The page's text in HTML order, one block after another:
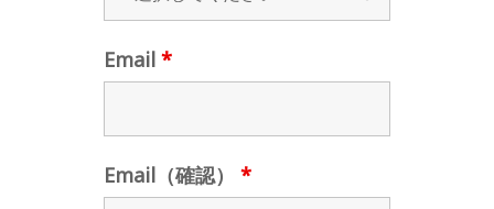
Email *
Email（確認） *